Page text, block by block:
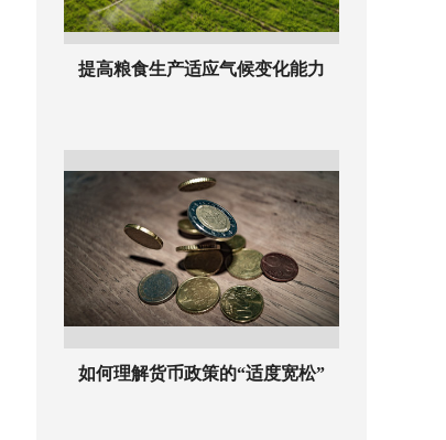
提高粮食生产适应气候变化能力
如何理解货币政策的“适度宽松”